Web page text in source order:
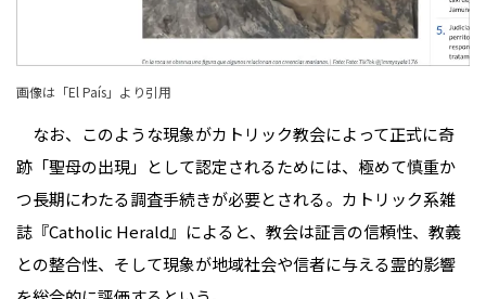
画像は「El País」より引用
なお、このような現象がカトリック教会によって正式に奇
跡「聖母の出現」として認定されるためには、極めて慎重か
つ長期にわたる調査手続きが必要とされる。カトリック系雑
誌『Catholic Herald』によると、教会は証言の信頼性、教義
との整合性、そして現象が地域社会や信者に与える霊的影響